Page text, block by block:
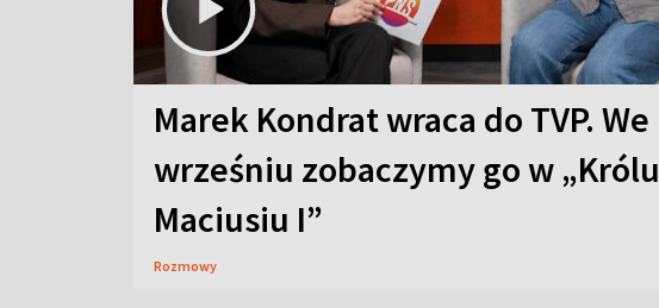
Marek Kondrat wraca do TVP. We
wrześniu zobaczymy go w „Królu
Maciusiu I”
Rozmowy